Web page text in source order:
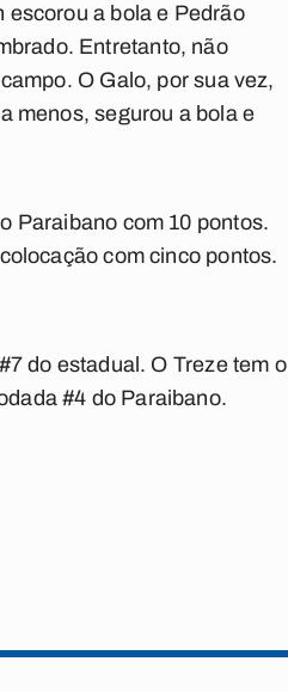
escorou a bola e Pedrão
Entretanto, não
O Galo, por sua vez,
menos, segurou a bola e
Paraibano com 10 pontos.
com cinco pontos.
do estadual. O Treze tem o
#4 do Paraibano.